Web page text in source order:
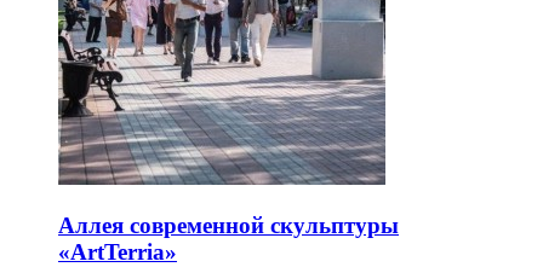
Аллея современной скульптуры
«ArtTerria»